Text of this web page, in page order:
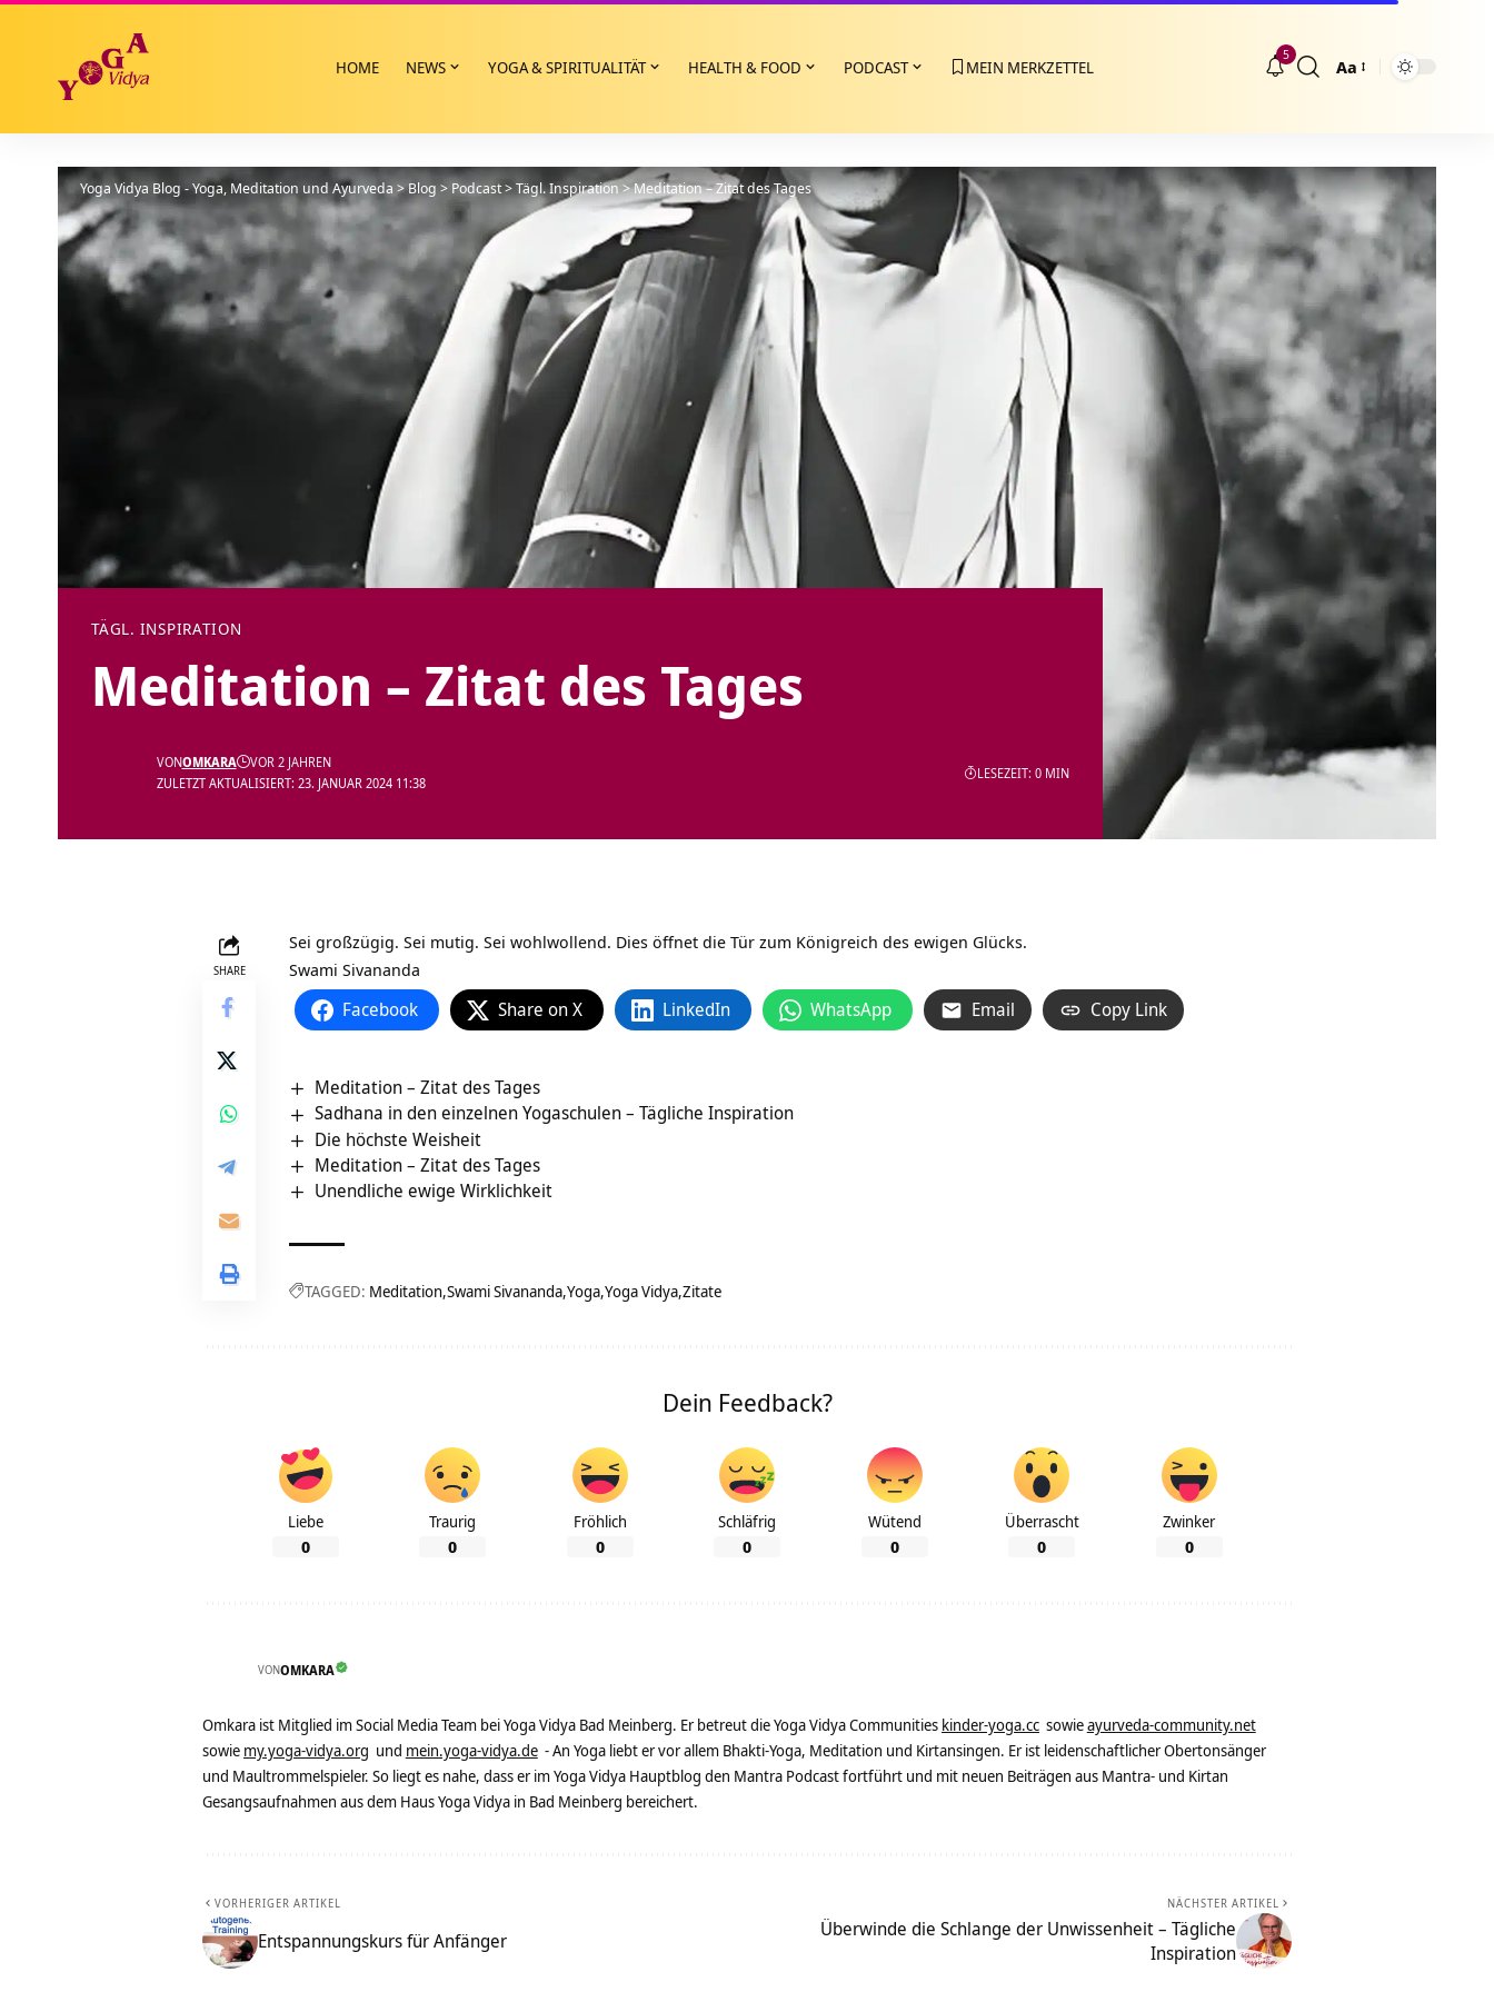
HOME NEWS YOGA & SPIRITUALITÄT HEALTH & FOOD PODCAST MEIN MERKZETTEL
5
Größenänderung
Aa
Yoga Vidya Blog - Yoga, Meditation und Ayurveda >Blog > Podcast>Tägl. Inspiration>Meditation – Zitat des Tages
TÄGL. INSPIRATION
Meditation – Zitat des Tages
ZULETZT AKTUALISIERT: 23. JANUAR 2024 11:38
VONOMKARA VOR 2 JAHREN
LESEZEIT: 0 MIN
SHARE
Sei großzügig. Sei mutig. Sei wohlwollend. Dies öffnet die Tür zum Königreich des ewigen Glücks.
Swami Sivananda
Facebook Share on X LinkedIn WhatsApp Email Copy Link
Meditation – Zitat des Tages
Sadhana in den einzelnen Yogaschulen – Tägliche Inspiration
Die höchste Weisheit
Meditation – Zitat des Tages
Unendliche ewige Wirklichkeit
TAGGED: Meditation Swami Sivananda Yoga Yoga Vidya Zitate
Dein Feedback?
Liebe
0
Traurig
0
Fröhlich
0
Schläfrig
0
Wütend
0
Überrascht
0
Zwinker
0
VONOMKARA
Omkara ist Mitglied im Social Media Team bei Yoga Vidya Bad Meinberg. Er betreut die Yoga Vidya Communities kinder-yoga.cc sowieayurveda-community.net
sowie my.yoga-vidya.org und mein.yoga-vidya.de - An Yoga liebt er vor allem Bhakti-Yoga, Meditation und Kirtansingen. Er ist leidenschaftlicher Obertonsänger
und Maultrommelspieler. So liegt es nahe, dass er im Yoga Vidya Hauptblog den Mantra Podcast fortführt und mit neuen Beiträgen aus Mantra- und Kirtan
Gesangsaufnahmen aus dem Haus Yoga Vidya in Bad Meinberg bereichert.
VORHERIGER ARTIKEL
Entspannungskurs für Anfänger
NÄCHSTER ARTIKEL
Überwinde die Schlange der Unwissenheit – Tägliche
Inspiration